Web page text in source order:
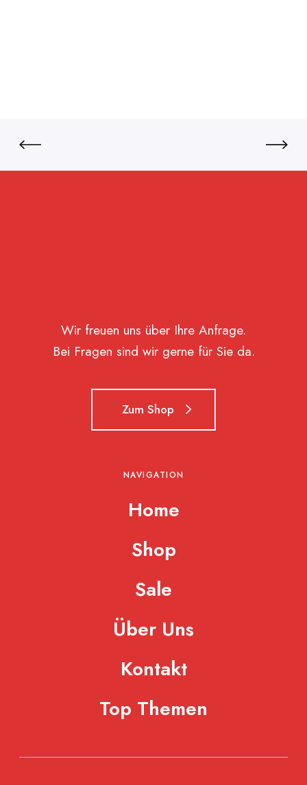
Wir freuen uns über Ihre Anfrage.
Bei Fragen sind wir gerne für Sie da.
Zum Shop
NAVIGATION
Home
Shop
Sale
Über Uns
Kontakt
Top Themen